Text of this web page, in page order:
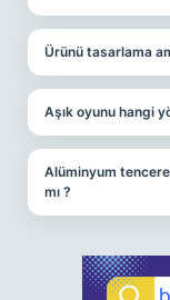
Ürünü tasarlama
Aşık oyunu hangi
Alüminyum
mı ?